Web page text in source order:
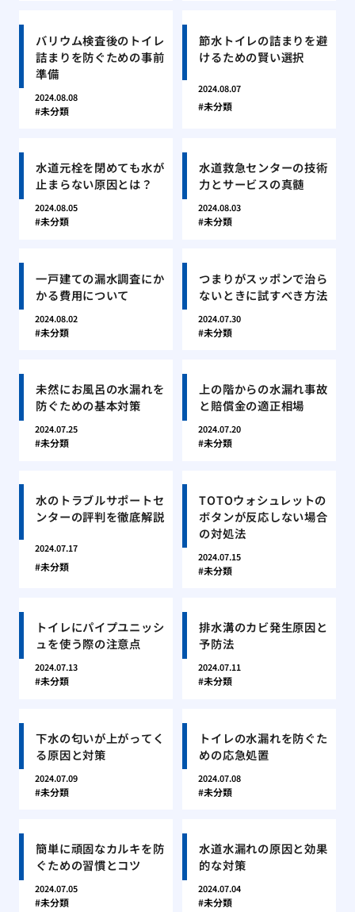
バリウム検査後のトイレ
詰まりを防ぐための事前
準備
2024.08.08
未分類
節水トイレの詰まりを避
けるための賢い選択
2024.08.07
未分類
水道元栓を閉めても水が
止まらない原因とは？
2024.08.05
未分類
水道救急センターの技術
力とサービスの真髄
2024.08.03
未分類
一戸建ての漏水調査にか
かる費用について
2024.08.02
未分類
つまりがスッポンで治ら
ないときに試すべき方法
2024.07.30
未分類
未然にお風呂の水漏れを
防ぐための基本対策
2024.07.25
未分類
上の階からの水漏れ事故
と賠償金の適正相場
2024.07.20
未分類
水のトラブルサポートセ
ンターの評判を徹底解説
2024.07.17
未分類
TOTOウォシュレットの
ボタンが反応しない場合
の対処法
2024.07.15
未分類
トイレにパイプユニッシ
ュを使う際の注意点
2024.07.13
未分類
排水溝のカビ発生原因と
予防法
2024.07.11
未分類
下水の匂いが上がってく
る原因と対策
2024.07.09
未分類
トイレの水漏れを防ぐた
めの応急処置
2024.07.08
未分類
簡単に頑固なカルキを防
ぐための習慣とコツ
2024.07.05
未分類
水道水漏れの原因と効果
的な対策
2024.07.04
未分類